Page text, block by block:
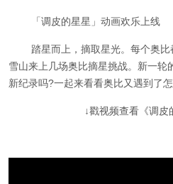
「调皮的星星」动画欢乐上线
踏星而上，摘取星光。每个奥比
雪山来上几场奥比摘星挑战。新一轮
新纪录吗?一起来看看奥比又遇到了
↓戳视频查看《调皮